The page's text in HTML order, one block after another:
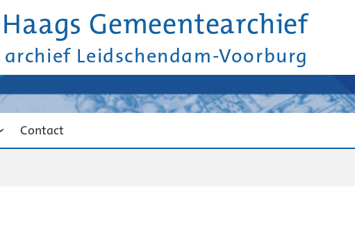
Haags Gemeentearchief
archief Leidschendam-Voorburg
Contact